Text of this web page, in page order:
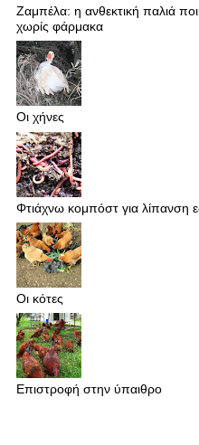
Ζαμπέλα: η ανθεκτική παλιά
χωρίς φάρμακα
Οι χήνες
Φτιάχνω κομπόστ για λίπανση
Οι κότες
Επιστροφή στην ύπαιθρο